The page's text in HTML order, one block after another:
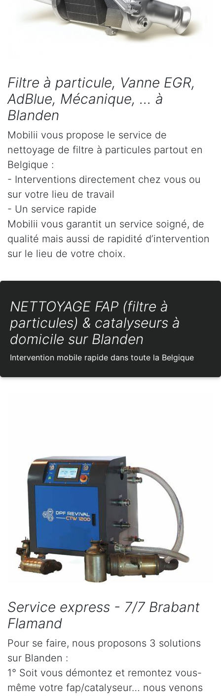
Filtre à particule, Vanne EGR,
AdBlue, Mécanique, ... à
Blanden
Mobilii vous propose le service de
nettoyage de filtre à particules partout en
Belgique :
- Interventions directement chez vous ou
sur votre lieu de travail
- Un service rapide
Mobilii vous garantit un service soigné, de
qualité mais aussi de rapidité d’intervention
sur le lieu de votre choix.
NETTOYAGE FAP (filtre à
particules) & catalyseurs à
domicile sur Blanden
Intervention mobile rapide dans toute la Belgique
Service express - 7/7 Brabant
Flamand
Pour se faire, nous proposons 3 solutions
sur Blanden :
1° Soit vous démontez et remontez vous-
même votre fap/catalyseur… nous venons